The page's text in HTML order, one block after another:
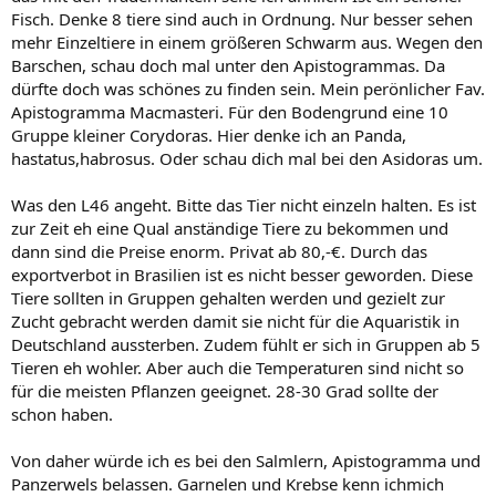
GH: 14,6 - 24,9
KH: 8,8-13,3
FE: <0,03mg/l
Nitrat: 1,6-4,3mg/l
Kupfer steht leider nicht drin..
Nitrit messe ich dann selber, sobald die Tests da sind, da weiß ich
bescheid.
Temperatur zur Zeit 26°, da bin ich aber flexibel
Als Bodengrund habe ich den von Roger empfohlenen Granatsand
drin (0,4-0,9mm)
Strömung ist zur Zeit relativ stark, da bin ich aber auch flexibel.
Beleuchtung sind 2* T8, (18w glaub ich, ich schau heute abend
nochmal, hab das alles gebraucht gekauft)
CO2-Düngung gibts noch nicht, ist aber geplant (Marke Eigenbau)
quote]
Hi Bernard
Trauermantelsalmler ist, weißt du sicher, ein Schwarmfisch. Man
sagt da ja mindestens 10 Stck., wobei sich ein richtiger
Fisch. Denke 8 tiere sind auch in Ordnung. Nur besser sehen
mehr Einzeltiere in einem größeren Schwarm aus. Wegen den
Barschen, schau doch mal unter den Apistogrammas. Da
dürfte doch was schönes zu finden sein. Mein perönlicher Fav.
Apistogramma Macmasteri. Für den Bodengrund eine 10
Gruppe kleiner Corydoras. Hier denke ich an Panda,
hastatus,habrosus. Oder schau dich mal bei den Asidoras um.
Was den L46 angeht. Bitte das Tier nicht einzeln halten. Es ist
zur Zeit eh eine Qual anständige Tiere zu bekommen und
dann sind die Preise enorm. Privat ab 80,-€. Durch das
exportverbot in Brasilien ist es nicht besser geworden. Diese
Tiere sollten in Gruppen gehalten werden und gezielt zur
Zucht gebracht werden damit sie nicht für die Aquaristik in
Deutschland aussterben. Zudem fühlt er sich in Gruppen ab 5
Tieren eh wohler. Aber auch die Temperaturen sind nicht so
für die meisten Pflanzen geeignet. 28-30 Grad sollte der
schon haben.
Von daher würde ich es bei den Salmlern, Apistogramma und
Panzerwels belassen. Garnelen und Krebse kenn ichmich